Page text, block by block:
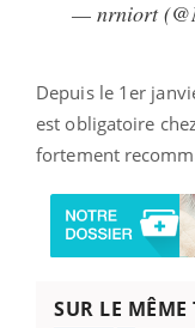
— nrniort
Depuis le 1er
est obligatoire
fortement
SUR LE MÊME